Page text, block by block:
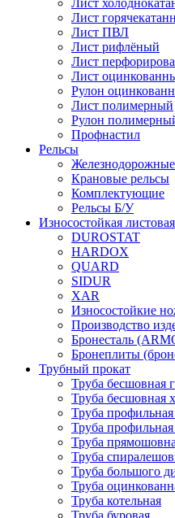
Лист
Лист
Лист ПВЛ
Лист рифлёный
Лист
Лист
Рулон
Лист полимерный
Рулон
Профнастил
Рельсы
Крановые рельсы
Комплектующие
Рельсы Б/У
Износостойкая
DUROSTAT
HARDOX
QUARD
SIDUR
XAR
Износостойкие
Производство
Бронесталь
Бронеплиты
Трубный прокат
Труба бесшовная
Труба бесшовная
Труба профильная
Труба профильная
Труба
Труба
Труба большого
Труба
Труба котельная
Труба буровая